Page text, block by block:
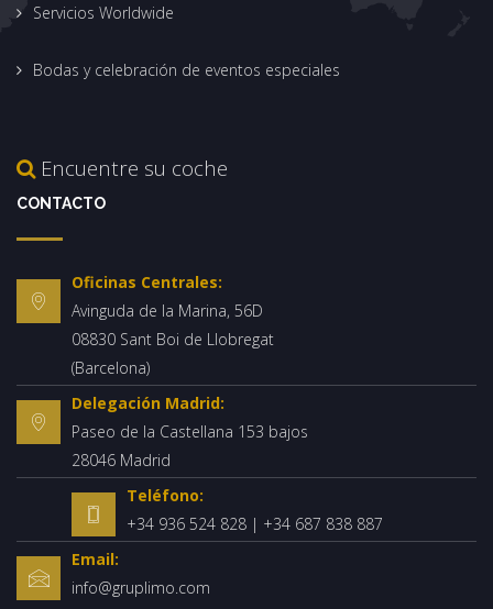
Servicios Worldwide
Bodas y celebración de eventos especiales
Encuentre su coche
CONTACTO
Oficinas Centrales:
Avinguda de la Marina, 56D
08830 Sant Boi de Llobregat
(Barcelona)
Delegación Madrid:
Paseo de la Castellana 153 bajos
28046 Madrid
Teléfono:
+34 936 524 828 | +34 687 838 887
Email:
info@gruplimo.com